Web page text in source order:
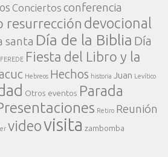
Conciertos conferencia
resurrección devocional
santa Día de la Biblia Día
FEREDE Fiesta del Libro y la
Hebreos Hechos historia Juan Levítico
Otros eventos Parada
Retiro Reunión
videovisita zambomba